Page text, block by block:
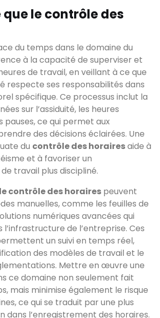
que le contrôle des
du temps dans le domaine du
à la capacité de superviser et
de travail, en veillant à ce que
respecte ses responsabilités dans
spécifique. Ce processus inclut la
sur l’assiduité, les heures
pauses, ce qui permet aux
des décisions éclairées. Une
du contrôle des horairesaide à
et à favoriser un
travail plus discipliné.
contrôle des horaires peuvent
manuelles, comme les feuilles de
numériques avancées qui
l’infrastructure de l’entreprise. Ces
un suivi en temps réel,
des modèles de travail et le
Mettre en œuvre une
ce domaine non seulement fait
mais minimise également le risque
ce qui se traduit par une plus
dans l’enregistrement des horaires.